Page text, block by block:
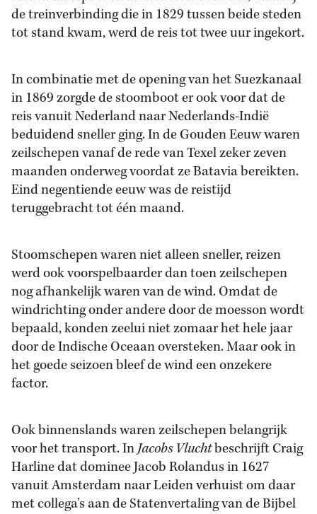
de treinverbinding die in 1829 tussen beide steden
tot stand kwam, werd de reis tot twee uur ingekort.
In combinatie met de opening van het Suezkanaal
in 1869 zorgde de stoomboot er ook voor dat de
reis vanuit Nederland naar Nederlands-Indië
beduidend sneller ging. In de Gouden Eeuw waren
zeilschepen vanaf de rede van Texel zeker zeven
maanden onderweg voordat ze Batavia bereikten.
Eind negentiende eeuw was de reistijd
teruggebracht tot één maand.
Stoomschepen waren niet alleen sneller, reizen
werd ook voorspelbaarder dan toen zeilschepen
nog afhankelijk waren van de wind. Omdat de
windrichting onder andere door de moesson wordt
bepaald, konden zeelui niet zomaar het hele jaar
door de Indische Oceaan oversteken. Maar ook in
het goede seizoen bleef de wind een onzekere
factor.
Ook binnenslands waren zeilschepen belangrijk
voor het transport. InJacobs Vluchtbeschrijft Craig
Harline dat dominee Jacob Rolandus in 1627
vanuit Amsterdam naar Leiden verhuist om daar
met collega’s aan de Statenvertaling van de Bijbel